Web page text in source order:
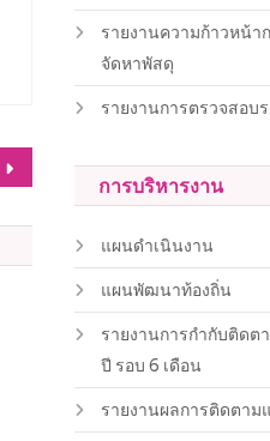
รายงานความก้าวหน้า
จัดหาพัสดุ
รายงานการตรวจสอบ
การบริหารงาน
แผนดำเนินงาน
แผนพัฒนาท้องถิ่น
รายงานการกำกับติดต
ปี รอบ 6 เดือน
รายงานผลการติดตา